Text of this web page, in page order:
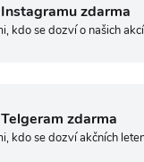
Instagramu zdarma
kdo se dozví o našich
Telgeram zdarma
kdo se dozví akčních